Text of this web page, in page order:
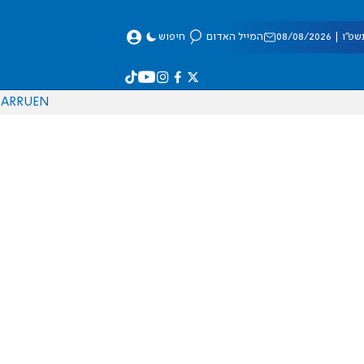
08/2026 המייל האדום חיפוש
EN
RU
AR